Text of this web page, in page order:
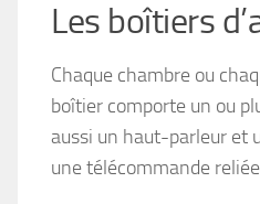
Les boîtiers
Chaque chambre ou
boîtier comporte un ou
aussi un haut-parleur et
une télécommande